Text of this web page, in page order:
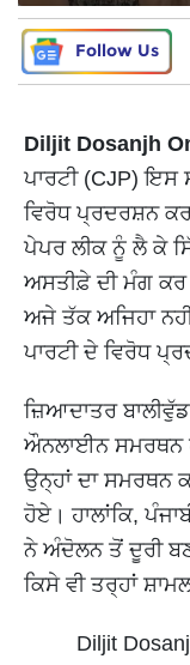
Follow Us
Diljit Dosanjh
ਪਾਰਟੀ (CJP)
ਵਿਰੋਧ ਪ੍ਰਦਰਸ਼ਨ
ਪੇਪਰ ਲੀਕ ਨੂੰ ਲੈ ਕੇ
ਅਸਤੀਫ਼ੇ ਦੀ ਮੰਗ ਕਰ
ਅਜੇ ਤੱਕ ਅਜਿਹਾ
ਪਾਰਟੀ ਦੇ ਵਿਰੋਧ
ਜ਼ਿਆਦਾਤਰ
ਔਨਲਾਈਨ ਸਮਰਥਨ
ਉਨ੍ਹਾਂ ਦਾ ਸਮਰਥਨ
ਹੋਏ। ਹਾਲਾਂਕਿ,
ਨੇ ਅੰਦੋਲਨ ਤੋਂ ਦੂਰੀ
ਕਿਸੇ ਵੀ ਤਰ੍ਹਾਂ
Diljit